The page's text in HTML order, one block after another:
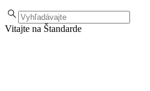
Vitajte na Štandarde